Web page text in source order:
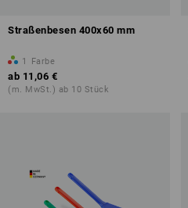
Straßenbesen 400x60 mm
1 Farbe
ab 11,06 €
(m. MwSt.) ab 10 Stück